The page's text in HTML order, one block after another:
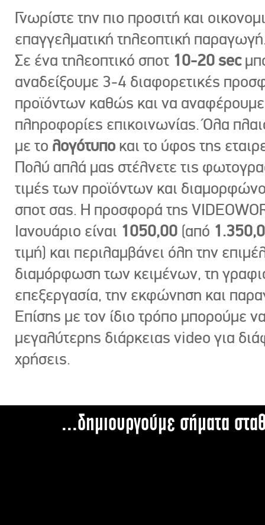
Γνωρίστε την πιο προσιτή και
επαγγελματική τηλεοπτική
Σε ένα τηλεοπτικό σποτ 10-20 sec
αναδείξουμε 3-4 διαφορετικές
προϊόντων καθώς και να
πληροφορίες επικοινωνίας. Όλα
με το λογότυπο και το ύφος της
Πολύ απλά μας στέλνετε τις
τιμές των προϊόντων και
σποτ σας. Η προσφορά της
Ιανουάριο είναι 1050,00 (από
τιμή) και περιλαμβάνει όλη την
διαμόρφωση των κειμένων, τη
επεξεργασία, την εκφώνηση και
Επίσης με τον ίδιο τρόπο μπορούμε
μεγαλύτερης διάρκειας video για
χρήσεις.
...δημιουργούμε σήματα